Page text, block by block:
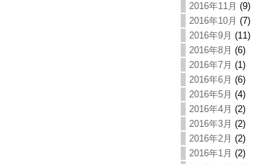
2016年11月 (9)
2016年10月 (7)
2016年9月 (11)
2016年8月 (6)
2016年7月 (1)
2016年6月 (6)
2016年5月 (4)
2016年4月 (2)
2016年3月 (2)
2016年2月 (2)
2016年1月 (2)